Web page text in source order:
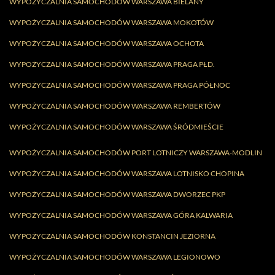
WYPOŻYCZALNIA SAMOCHODÓW WARSZAWA MOKOTÓW
WYPOŻYCZALNIA SAMOCHODÓW WARSZAWA OCHOTA
WYPOŻYCZALNIA SAMOCHODÓW WARSZAWA PRAGA PŁD.
WYPOŻYCZALNIA SAMOCHODÓW WARSZAWA PRAGA PÓŁNOC
WYPOŻYCZALNIA SAMOCHODÓW WARSZAWA REMBERTÓW
WYPOŻYCZALNIA SAMOCHODÓW WARSZAWA ŚRÓDMIEŚCIE
WYPOŻYCZALNIA SAMOCHODÓW PORT LOTNICZY WARSZAWA-MODLIN
WYPOŻYCZALNIA SAMOCHODÓW WARSZAWA LOTNISKO CHOPINA
WYPOŻYCZALNIA SAMOCHODÓW WARSZAWA DWORZEC PKP
WYPOŻYCZALNIA SAMOCHODÓW WARSZAWA GÓRA KALWARIA
WYPOŻYCZALNIA SAMOCHODÓW KONSTANCIN JEZIORNA
WYPOŻYCZALNIA SAMOCHODÓW WARSZAWA LEGIONOWO